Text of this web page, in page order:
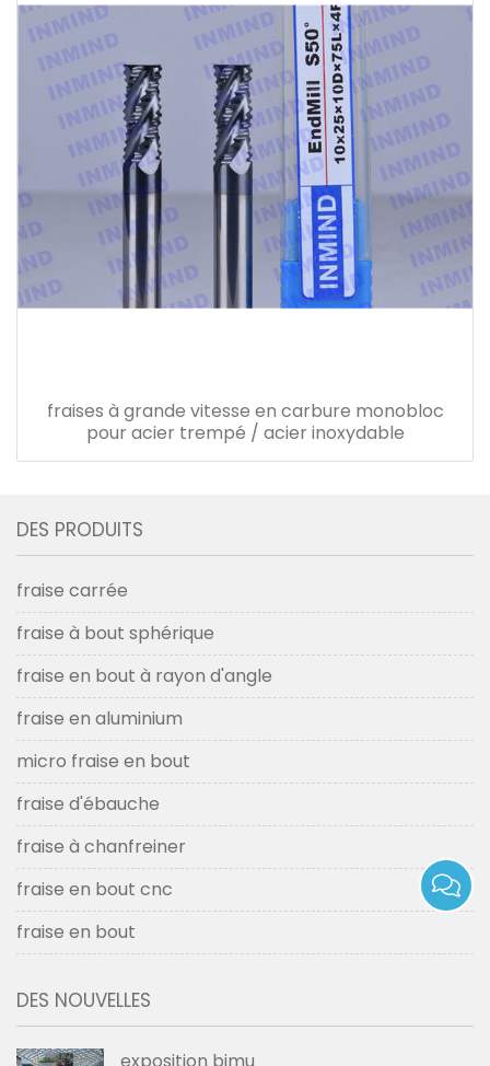
fraises à grande vitesse en carbure monobloc
pour acier trempé / acier inoxydable
DES PRODUITS
fraise carrée
fraise à bout sphérique
fraise en bout à rayon d'angle
fraise en aluminium
micro fraise en bout
fraise d'ébauche
fraise à chanfreiner
fraise en bout cnc
fraise en bout
DES NOUVELLES